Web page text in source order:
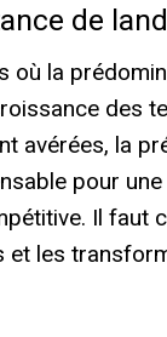
de
où la
des
avérées, la
pour
Il faut
et les